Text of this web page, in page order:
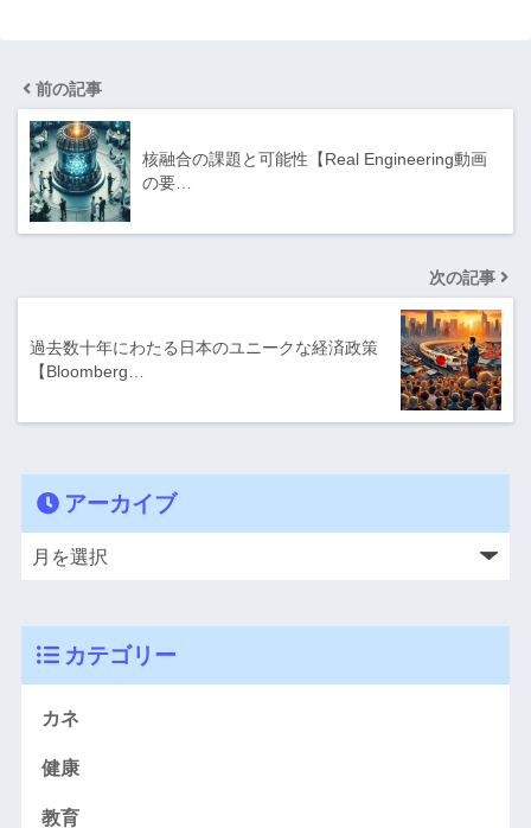
前の記事
核融合の課題と可能性【Real Engineering動画
の要…
次の記事
過去数十年にわたる日本のユニークな経済政策
【Bloomberg…
アーカイブ
カテゴリー
カネ
健康
教育